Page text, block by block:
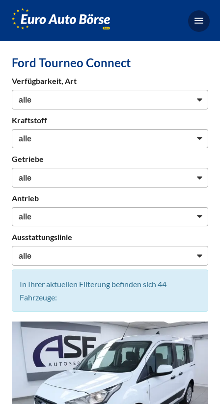
Börse,
für
Neuwagen
Ford Tourneo Connect
Verfügbarkeit, Art
Kraftstoff
Getriebe
Antrieb
Ausstattungslinie
In Ihrer aktuellen Filterung befinden sich 44
Fahrzeuge: